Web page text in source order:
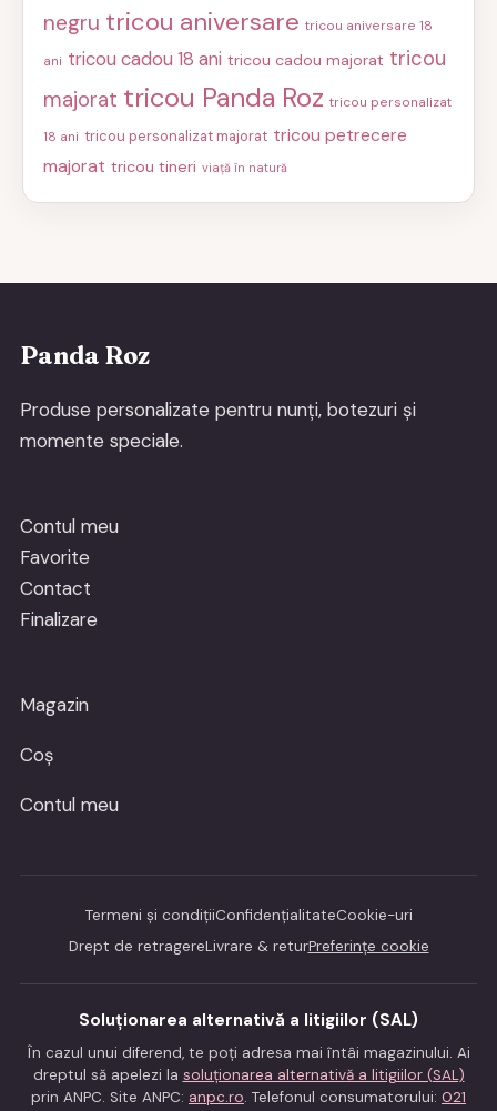
negru tricou aniversare tricou aniversare 18
ani tricou cadou 18 ani tricou cadou majorat tricou
majorat tricou Panda Roz tricou personalizat
18 ani tricou personalizat majorat tricou petrecere
majorat tricou tineri viață în natură
Panda Roz
Produse personalizate pentru nunți, botezuri și
momente speciale.
Contul meu
Favorite
Contact
Finalizare
Magazin
Coș
Contul meu
Termeni și condițiiConfidențialitateCookie-uri
Drept de retragereLivrare & returPreferințe cookie
Soluționarea alternativă a litigiilor (SAL)
În cazul unui diferend, te poți adresa mai întâi magazinului. Ai
dreptul să apelezi la soluționarea alternativă a litigiilor (SAL)
prin ANPC. Site ANPC: anpc.ro. Telefonul consumatorului: 021